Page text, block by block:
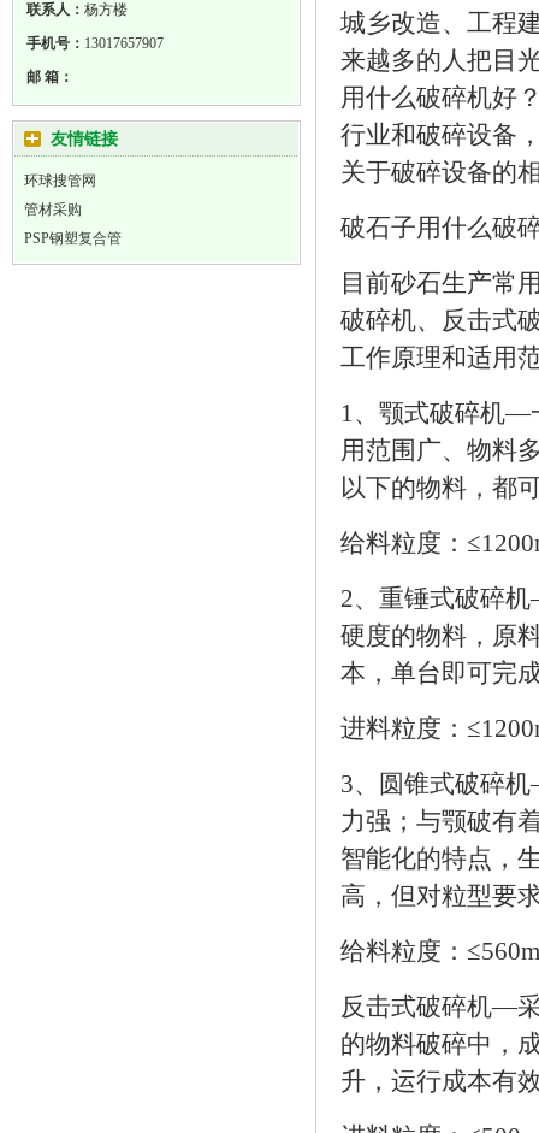
联系人： 杨方楼
手机号： 13017657907
邮 箱：
友情链接
环球搜管网
管材采购
PSP钢塑复合管
城乡改造、工程
来越多的人把目
用什么破碎机好
行业和破碎设备
关于破碎设备的
破石子用什么破
目前砂石生产常
破碎机、反击式
工作原理和适用
1、颚式破碎机—
用范围广、物料
以下的物料，都
给料粒度：
2、重锤式破碎
硬度的物料，原
本，单台即可完
进料粒度：
3、圆锥式破碎
力强；与颚破有
智能化的特点，
高，但对粒型要
给料粒度：
反击式破碎机—
的物料破碎中，
升，运行成本有